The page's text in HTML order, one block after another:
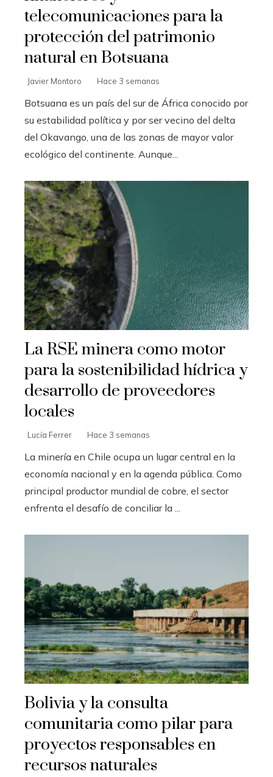
telecomunicaciones para la
protección del patrimonio
natural en Botsuana
Javier Montoro Hace 3 semanas
Botsuana es un país del sur de África conocido por
su estabilidad política y por ser vecino del delta
del Okavango, una de las zonas de mayor valor
ecológico del continente. Aunque...
La RSE minera como motor
para la sostenibilidad hídrica y
desarrollo de proveedores
locales
Lucía Ferrer Hace 3 semanas
La minería en Chile ocupa un lugar central en la
economía nacional y en la agenda pública. Como
principal productor mundial de cobre, el sector
enfrenta el desafío de conciliar la ...
Bolivia y la consulta
comunitaria como pilar para
proyectos responsables en
recursos naturales